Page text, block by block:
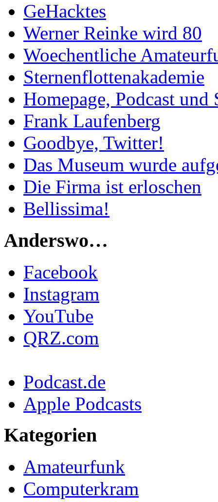
GeHacktes
Werner Reinke wird 80
Woechentliche
Sternenflottenakademie
Homepage, Podcast
Frank Laufenberg
Goodbye, Twitter!
Das Museum wurde
Die Firma ist erloschen
Bellissima!
Anderswo…
Facebook
Instagram
YouTube
QRZ.com
Podcast.de
Apple Podcasts
Kategorien
Amateurfunk
Computerkram